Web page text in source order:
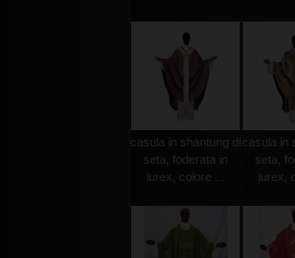
casula in shantung di
seta, foderata in
lurex, colore ...
casula in
seta,
lurex,